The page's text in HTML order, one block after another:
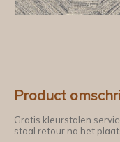
Product
Gratis kleurstalen
staal retour na het